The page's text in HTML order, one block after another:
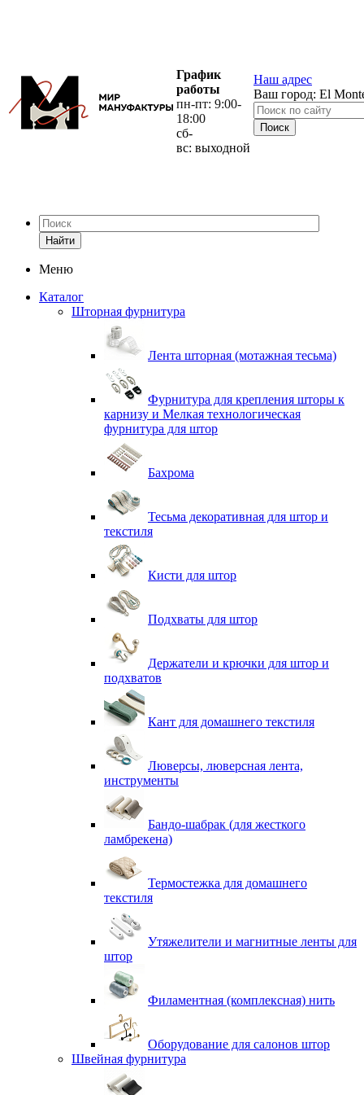
График
работы
пн-пт: 9:00-
18:00
сб-
вс: выходной
Наш адрес
Ваш город: El
Найти
Меню
Каталог
Шторная фурнитура
Лента шторная (мотажная тесьма)
Фурнитура для крепления шторы к
карнизу и Мелкая технологическая
фурнитура для штор
Бахрома
Тесьма декоративная для штор и
текстиля
Кисти для штор
Подхваты для штор
Держатели и крючки для штор и
подхватов
Кант для домашнего текстиля
Люверсы, люверсная лента,
инструменты
Бандо-шабрак (для жесткого
ламбрекена)
Термостежка для домашнего
текстиля
Утяжелители и магнитные ленты для
штор
Филаментная (комплексная) нить
Оборудование для салонов штор
Швейная фурнитура